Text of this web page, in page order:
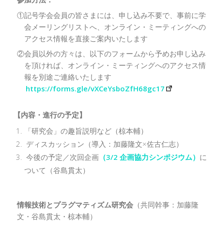
①記号学会会員の皆さまには、申し込み不要で、事前に学
会メーリングリストへ、オンライン・ミーティングへの
アクセス情報を直接ご案内いたします
②会員以外の方々は、以下のフォームから予めお申し込み
を頂ければ、オンライン・ミーティングへのアクセス情
報を別途ご連絡いたします
https://forms.gle/vXCeYsboZfH68gc17
【内容・進行の予定】
「研究会」の趣旨説明など（椋本輔）
ディスカッション（導入：加藤隆文×佐古仁志）
今後の予定／次回企画 （3/2 企画協力シンポジウム） に
ついて（谷島貫太）
情報技術とプラグマティズム研究会 （共同幹事：加藤隆
文・谷島貫太・椋本輔）